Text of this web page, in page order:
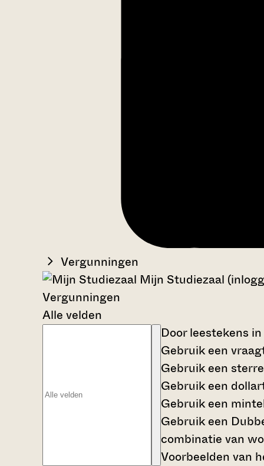
Vergunningen
Mijn Studiezaal
Vergunningen
Alle velden
Door leestekens
Gebruik een
Gebruik een
Gebruik een
Gebruik een
Gebruik een
combinatie van
Voorbeelden van